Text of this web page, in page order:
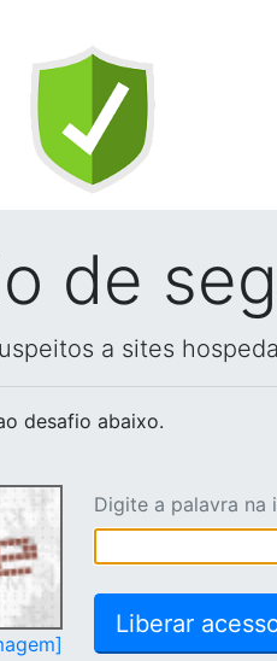
de
a sites
desafio abaixo.
Digite a palavra na